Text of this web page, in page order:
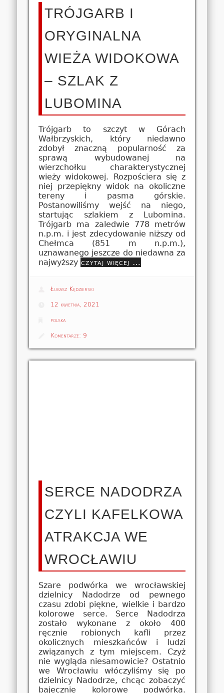
TRÓJGARB I
ORYGINALNA
WIEŻA WIDOKOWA
– SZLAK Z
LUBOMINA
Trójgarb to szczyt w Górach
Wałbrzyskich, który niedawno
zdobył znaczną popularność za
sprawą wybudowanej na
wierzchołku charakterystycznej
wieży widokowej. Rozpościera się z
niej przepiękny widok na okoliczne
tereny i pasma górskie.
Postanowiliśmy wejść na niego,
startując szlakiem z Lubomina.
Trójgarb ma zaledwie 778 metrów
n.p.m. i jest zdecydowanie niższy od
Chełmca (851 m n.p.m.),
uznawanego jeszcze do niedawna za
najwyższy czytaj więcej …
Łukasz Kędzierski
12 kwietnia, 2021
polska
Komentarze: 9
SERCE NADODRZA
CZYLI KAFELKOWA
ATRAKCJA WE
WROCŁAWIU
Szare podwórka we wrocławskiej
dzielnicy Nadodrze od pewnego
czasu zdobi piękne, wielkie i bardzo
kolorowe serce. Serce Nadodrza
zostało wykonane z około 400
ręcznie robionych kafli przez
okolicznych mieszkańców i ludzi
związanych z tym miejscem. Czyż
nie wygląda niesamowicie? Ostatnio
we Wrocławiu włóczyliśmy się po
dzielnicy Nadodrze, chcąc zobaczyć
bajecznie kolorowe podwórka.